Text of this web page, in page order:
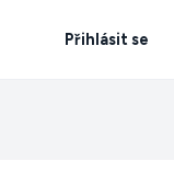
Přihlásit se